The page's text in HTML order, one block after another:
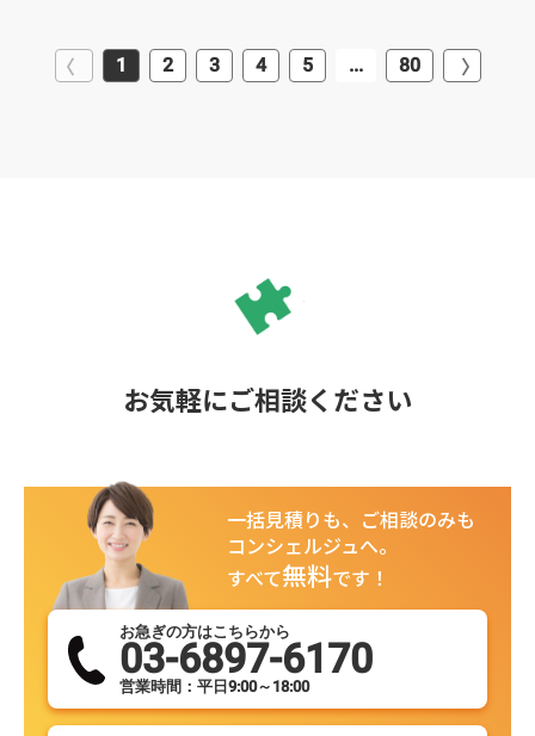
1 2 3 4 5 ... 80
お気軽にご相談ください
一括見積りも、ご相談のみも
コンシェルジュへ。
すべて無料です！
お急ぎの方はこちらから
03-6897-6170
営業時間：平日9:00～18:00